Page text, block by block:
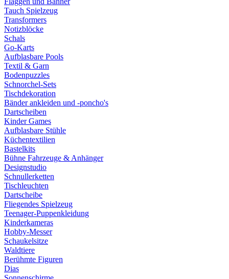
Tauch Spielzeug
Transformers
Notizblöcke
Schals
Go-Karts
Aufblasbare Pools
Textil & Garn
Bodenpuzzles
Schnorchel-Sets
Tischdekoration
Bänder ankleiden und -poncho's
Dartscheiben
Kinder Games
Aufblasbare Stühle
Küchentextilien
Bastelkits
Bühne Fahrzeuge & Anhänger
Designstudio
Schnullerketten
Tischleuchten
Dartscheibe
Fliegendes Spielzeug
Teenager-Puppenkleidung
Kinderkameras
Hobby-Messer
Schaukelsitze
Waldtiere
Berühmte Figuren
Dias